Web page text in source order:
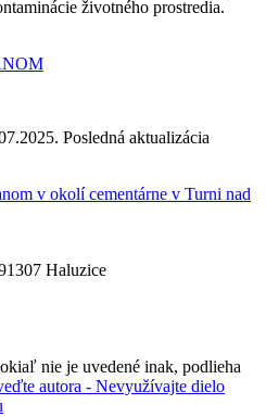
životného prostredia.
Posledná aktualizácia
v okolí cementárne v Turni nad
Haluzice
nie je uvedené inak, podlieha
autora - Nevyužívajte dielo